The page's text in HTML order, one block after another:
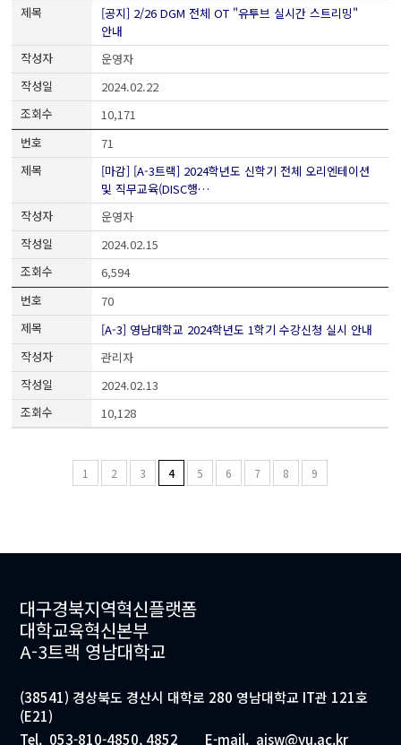
[공지] 2/26 DGM 전체 OT "유투브 실시간 스트리밍"
안내
운영자
2024.02.22
10,171
71
[마감] [A-3트랙] 2024학년도 신학기 전체 오리엔테이션
및 직무교육(DISC행…
운영자
2024.02.15
6,594
70
[A-3] 영남대학교 2024학년도 1학기 수강신청 실시 안내
관리자
2024.02.13
10,128
1 2 3 4 5 6 7 8 9
대구경북지역혁신플랫폼
대학교육혁신본부
A-3트랙 영남대학교
(38541) 경상북도 경산시 대학로 280 영남대학교 IT관 121호
(E21)
Tel. 053-810-4850, 4852 E-mail. aisw@yu.ac.kr